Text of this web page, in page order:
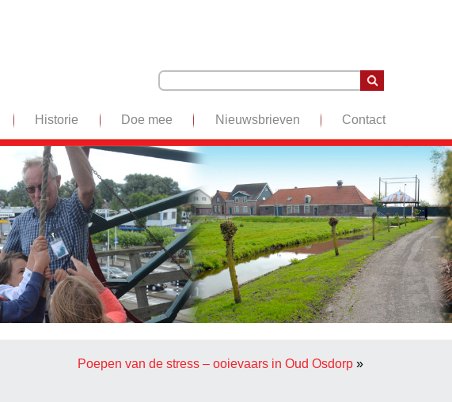
Historie Doe mee Nieuwsbrieven Contact
Poepen van de stress – ooievaars in Oud Osdorp »